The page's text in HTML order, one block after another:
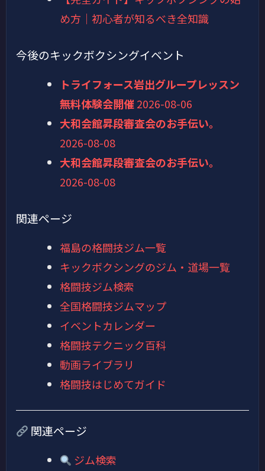
め方｜初心者が知るべき全知識
今後のキックボクシングイベント
トライフォース岩出グループレッスン
無料体験会開催 2026-08-06
大和会館昇段審査会のお手伝い。
2026-08-08
大和会館昇段審査会のお手伝い。
2026-08-08
関連ページ
福島の格闘技ジム一覧
キックボクシングのジム・道場一覧
格闘技ジム検索
全国格闘技ジムマップ
イベントカレンダー
格闘技テクニック百科
動画ライブラリ
格闘技はじめてガイド
関連ページ
ジム検索